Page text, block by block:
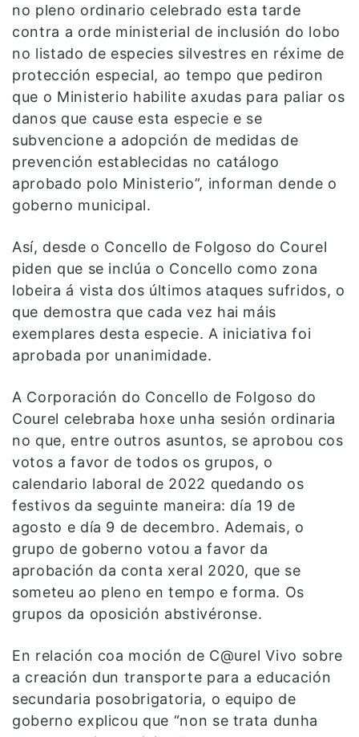
no pleno ordinario celebrado esta tarde
contra a orde ministerial de inclusión do lobo
no listado de especies silvestres en réxime de
protección especial, ao tempo que pediron
que o Ministerio habilite axudas para paliar os
danos que cause esta especie e se
subvencione a adopción de medidas de
prevención establecidas no catálogo
aprobado polo Ministerio”, informan dende o
goberno municipal.
Así, desde o Concello de Folgoso do Courel
piden que se inclúa o Concello como zona
lobeira á vista dos últimos ataques sufridos, o
que demostra que cada vez hai máis
exemplares desta especie. A iniciativa foi
aprobada por unanimidade.
A Corporación do Concello de Folgoso do
Courel celebraba hoxe unha sesión ordinaria
no que, entre outros asuntos, se aprobou cos
votos a favor de todos os grupos, o
calendario laboral de 2022 quedando os
festivos da seguinte maneira: día 19 de
agosto e día 9 de decembro. Ademais, o
grupo de goberno votou a favor da
aprobación da conta xeral 2020, que se
someteu ao pleno en tempo e forma. Os
grupos da oposición abstivéronse.
En relación coa moción de C@urel Vivo sobre
a creación dun transporte para a educación
secundaria posobrigatoria, o equipo de
goberno explicou que “non se trata dunha